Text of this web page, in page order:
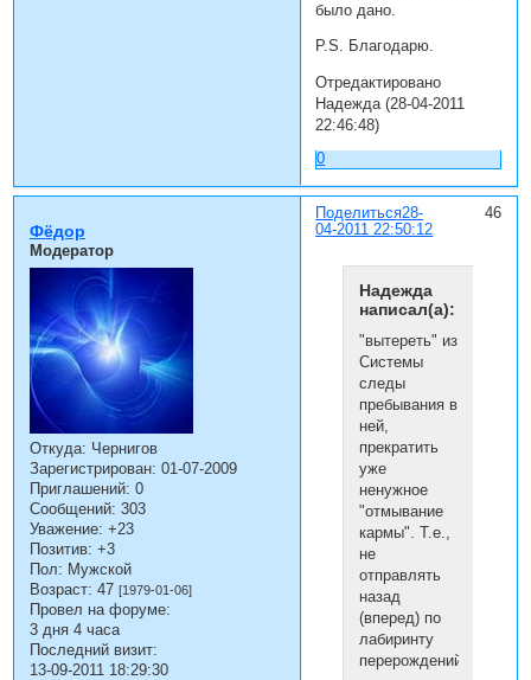
было дано.
P.S. Благодарю.
Отредактировано
Надежда (28-04-2011
22:46:48)
0
Поделиться 46
28-
04-2011 22:50:12
Фёдор
Модератор
Откуда: Чернигов
Зарегистрирован: 01-07-2009
Приглашений: 0
Сообщений: 303
Уважение: +23
Позитив: +3
Пол: Мужской
Возраст: 47 [1979-01-06]
Провел на форуме:
3 дня 4 часа
Последний визит:
13-09-2011 18:29:30
Надежда
написал(а):
"вытереть" из
Системы
следы
пребывания в
ней,
прекратить
уже
ненужное
"отмывание
кармы". Т.е.,
не
отправлять
назад
(вперед) по
лабиринту
перерождений.